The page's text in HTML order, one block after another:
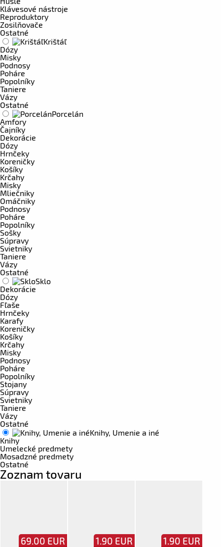
Klávesové nástroje
Reproduktory
Zosilňovače
Ostatné
Krištáľ
Dózy
Misky
Podnosy
Poháre
Popolníky
Taniere
Vázy
Ostatné
Porcelán
Amfory
Čajníky
Dekorácie
Dózy
Hrnčeky
Koreničky
Košíky
Krčahy
Misky
Mliečniky
Omáčniky
Podnosy
Poháre
Popolníky
Sošky
Súpravy
Svietniky
Taniere
Vázy
Ostatné
Sklo
Dekorácie
Dózy
Fľaše
Hrnčeky
Karafy
Koreničky
Košíky
Krčahy
Misky
Podnosy
Poháre
Popolníky
Stojany
Súpravy
Svietniky
Taniere
Vázy
Ostatné
Knihy, Umenie a iné
Knihy
Umelecké predmety
Mosadzné predmety
Ostatné
Zoznam tovaru
69.00 EUR 1.90 EUR 1.90 EUR